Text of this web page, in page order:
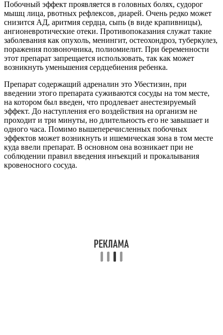
Побочный эффект проявляется в головных болях, судорог
мышц лица, рвотных рефлексов, диарей. Очень редко может
снизится АД, аритмия сердца, сыпь (в виде крапивницы),
ангионевротические отеки. Противопоказания служат такие
заболевания как опухоль, менингит, остеохондроз, туберкулез,
поражения позвоночника, полиомиелит. При беременности
этот препарат запрещается использовать, так как может
возникнуть уменьшения сердцебиения ребенка.
Препарат содержащий адреналин это Убестизин, при
введении этого препарата суживаются сосуды на том месте,
на котором был введен, что продлевает анестезируемый
эффект. До наступления его воздействия на организм не
проходит и три минуты, но длительность его не завышает и
одного часа. Помимо вышеперечисленных побочных
эффектов может возникнуть и ишемическая зона в том месте
куда ввели препарат. В основном она возникает при не
соблюдении правил введения инъекций и прокалывания
кровеносного сосуда.